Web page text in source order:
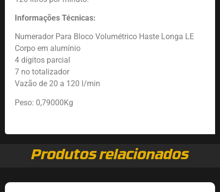
Informações Técnicas:
Numerador Para Bloco Volumétrico Haste Longa LE
Corpo em alumínio
4 dígitos parcial
7 no totalizador
Vazão de 20 a 120 l/min
Peso: 0,79000Kg
Produtos relacionados